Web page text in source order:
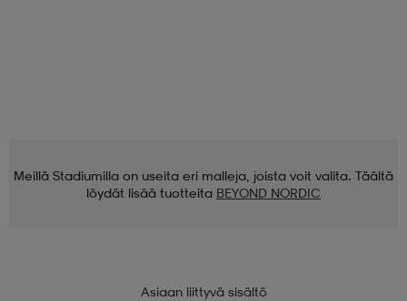
Meillä Stadiumilla on useita eri malleja, joista voit valita. Täältä
löydät lisää tuotteita BEYOND NORDIC
Asiaan liittyvä sisältö